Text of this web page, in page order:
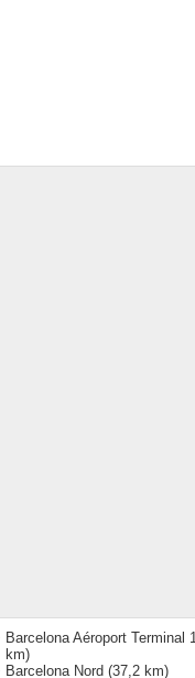
Barcelona Aéroport Terminal 1
km)
Barcelona Nord (37,2 km)